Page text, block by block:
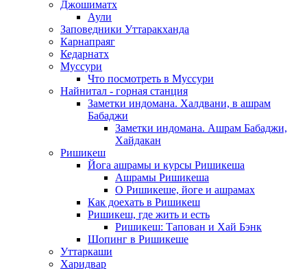
Джошиматх
Аули
Заповедники Уттаракханда
Карнапраяг
Кедарнатх
Муссури
Что посмотреть в Муссури
Найнитал - горная станция
Заметки индомана. Халдвани, в ашрам
Бабаджи
Заметки индомана. Ашрам Бабаджи,
Хайдакан
Ришикеш
Йога ашрамы и курсы Ришикеша
Ашрамы Ришикеша
О Ришикеше, йоге и ашрамах
Как доехать в Ришикеш
Ришикеш, где жить и есть
Ришикеш: Тапован и Хай Бэнк
Шопинг в Ришикеше
Уттаркаши
Харидвар